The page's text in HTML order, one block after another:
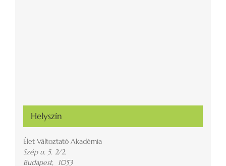
Helyszín
Élet Változtató Akadémia
Szép u. 5. 2/2.
Budapest, 1053